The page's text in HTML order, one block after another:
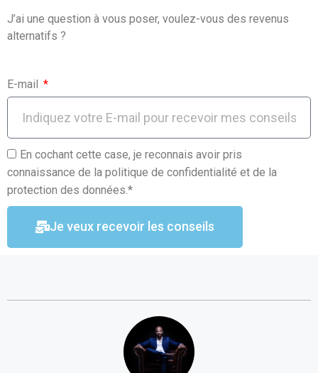
J’ai une question à vous poser, voulez-vous des revenus
alternatifs ?
E-mail
En cochant cette case, je reconnais avoir pris
connaissance de la politique de confidentialité et de la
protection des données.*
Je veux recevoir les conseils